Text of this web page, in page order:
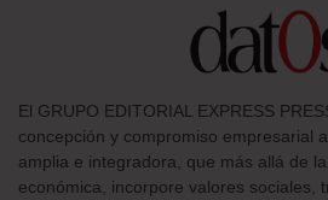
El GRUPO EDITORIAL EXPRESS
concepción y compromiso empresarial
amplia e integradora, que más allá de
económica, incorpore valores sociales,